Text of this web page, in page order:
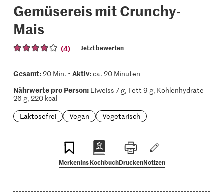
Gemüsereis mit Crunchy-
Mais
(4) Jetzt bewerten
Gesamt:20 Min. • Aktiv:ca. 20 Minuten
Nährwerte pro Person:Eiweiss 7 g, Fett 9 g, Kohlenhydrate
26 g, 220 kcal
Laktosefrei
Vegan Vegetarisch
MerkenIns KochbuchDruckenNotizen